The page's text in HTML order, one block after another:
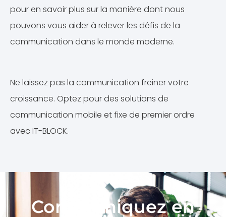
pour en savoir plus sur la manière dont nous
pouvons vous aider à relever les défis de la
communication dans le monde moderne.
Ne laissez pas la communication freiner votre
croissance. Optez pour des solutions de
communication mobile et fixe de premier ordre
avec IT-BLOCK.
Communiquez en